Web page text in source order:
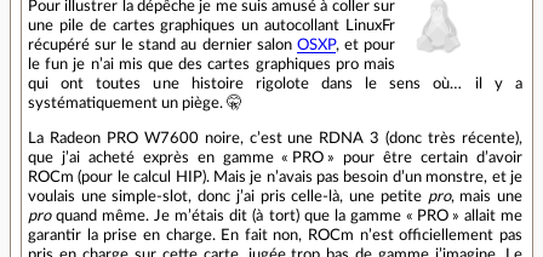
Pour illustrer la dépêche je me suis amusé à coller sur
une pile de cartes graphiques un autocollant LinuxFr
récupéré sur le stand au dernier salon OSXP, et pour
le fun je n’ai mis que des cartes graphiques pro mais
qui ont toutes une histoire rigolote dans le sens où… il y a
systématiquement un piège. 🤫
La Radeon PRO W7600 noire, c’est une RDNA 3 (donc très récente),
que j’ai acheté exprès en gamme « PRO » pour être certain d’avoir
ROCm (pour le calcul HIP). Mais je n’avais pas besoin d’un monstre, et je
voulais une simple-slot, donc j’ai pris celle-là, une petite pro, mais une
proquand même. Je m’étais dit (à tort) que la gamme « PRO » allait me
garantir la prise en charge. En fait non, ROCm n’est officiellement pas